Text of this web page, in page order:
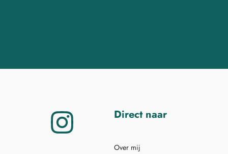
Direct naar
Over mij